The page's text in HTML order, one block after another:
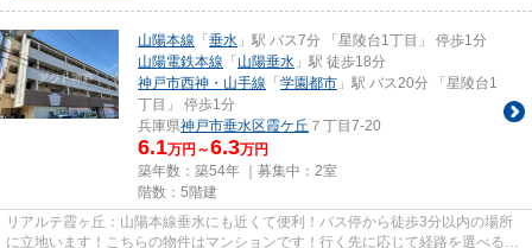
山陽本線 「 垂水 」駅 バス7分 「星陵台1丁目」 停歩1分
山陽電鉄本線 「 山陽垂水 」駅 徒歩18分
神戸市西神・山手線 「 学園都市 」駅 バス20分 「星陵台1
丁目」 停歩1分
兵庫県神戸市垂水区霞ケ丘 ７丁目7-20
6.1万円～6.3万円
築年数：築54年 ｜募集中： 2室
階数：5階建
リアルテ霞ヶ丘：山陽本線垂水にも近くて便利！バス停から徒歩3分以内の場所
に立地います！こちらの物件はマンションです！行く先に応じて経路を選べる、